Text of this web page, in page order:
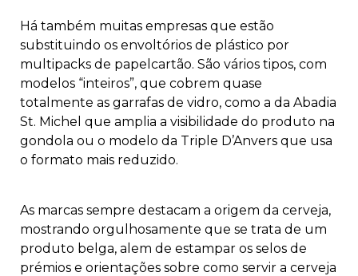
Há também muitas empresas que estão
substituindo os envoltórios de plástico por
multipacks de papelcartão. São vários tipos, com
modelos “inteiros”, que cobrem quase
totalmente as garrafas de vidro, como a da Abadia
St. Michel que amplia a visibilidade do pro­duto na
gondola ou o modelo da Triple D’Anvers que usa
o formato mais reduzido.
As marcas sempre destacam a origem da cerveja,
mostrando orgulhosamente que se trata de um
produto belga, alem de estampar os selos de
prémios e orientações sobre como servir a cerveja